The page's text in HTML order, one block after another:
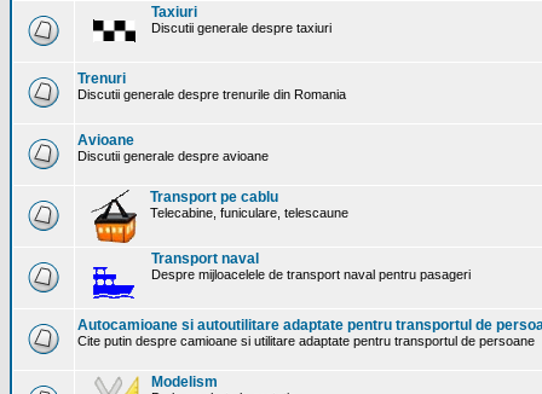
Taxiuri
Discutii generale despre taxiuri
Trenuri
Discutii generale despre trenurile din Romania
Avioane
Discutii generale despre avioane
Transport pe cablu
Telecabine, funiculare, telescaune
Transport naval
Despre mijloacelele de transport naval pentru pasageri
Autocamioane si autoutilitare adaptate pentru transportul de
Cite putin despre camioane si utilitare adaptate pentru transportul de persoane
Modelism